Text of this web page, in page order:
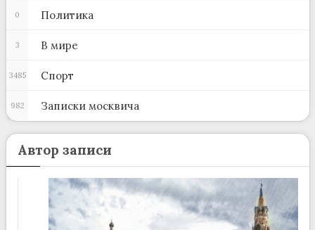
Политика
0
В мире
3
Спорт
3485
Записки москвича
982
Автор записи